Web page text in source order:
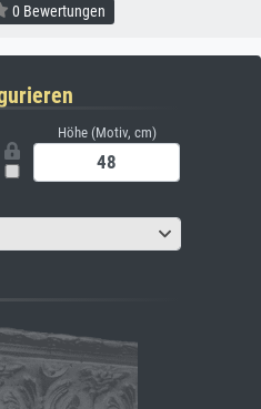
0 Bewertungen
Höhe (Motiv, cm)